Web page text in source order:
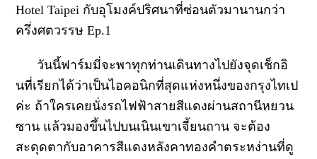
Hotel Taipei กับอุโมงค์ปริศนาที่ซ่อนตัวมานานกว่า
ครึ่งศตวรรษ Ep.1
วันนี้ฟาร์มมี่จะพาทุกท่านเดินทางไปยังจุดเช็กอิ
นที่เรียกได้ว่าเป็นไอคอนิกที่สุดแห่งหนึ่งของกรุงไทเป
ค่ะ ถ้าใครเคยนั่งรถไฟฟ้าสายสีแดงผ่านสถานีหยวน
ซาน แล้วมองขึ้นไปบนเนินเขาเจี้ยนถาน จะต้อง
สะดุดตากับอาคารสีแดงหลังคาทองคำตระหง่านที่ดู